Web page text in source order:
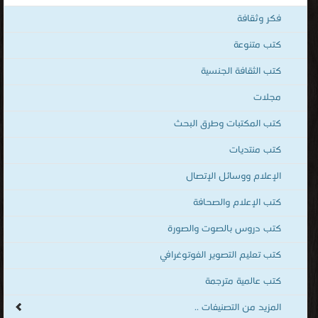
قراءة و تحميل كتب في كتب مجلة المعرفة مجانا
كتب مجلات
قراءة و تحميل كتب في كتب مجلات مجانا
[ 2011 كتاب/كتب ]
كتب المكتبات وطرق البحث